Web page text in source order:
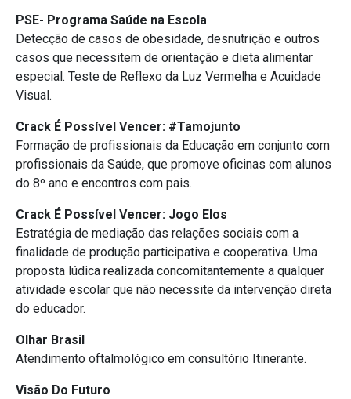
PSE- Programa Saúde na Escola
Detecção de casos de obesidade, desnutrição e outros
casos que necessitem de orientação e dieta alimentar
especial. Teste de Reflexo da Luz Vermelha e Acuidade
Visual.
Crack É Possível Vencer: #Tamojunto
Formação de profissionais da Educação em conjunto com
profissionais da Saúde, que promove oficinas com alunos
do 8º ano e encontros com pais.
Crack É Possível Vencer: Jogo Elos
Estratégia de mediação das relações sociais com a
finalidade de produção participativa e cooperativa. Uma
proposta lúdica realizada concomitantemente a qualquer
atividade escolar que não necessite da intervenção direta
do educador.
Olhar Brasil
Atendimento oftalmológico em consultório Itinerante.
Visão Do Futuro